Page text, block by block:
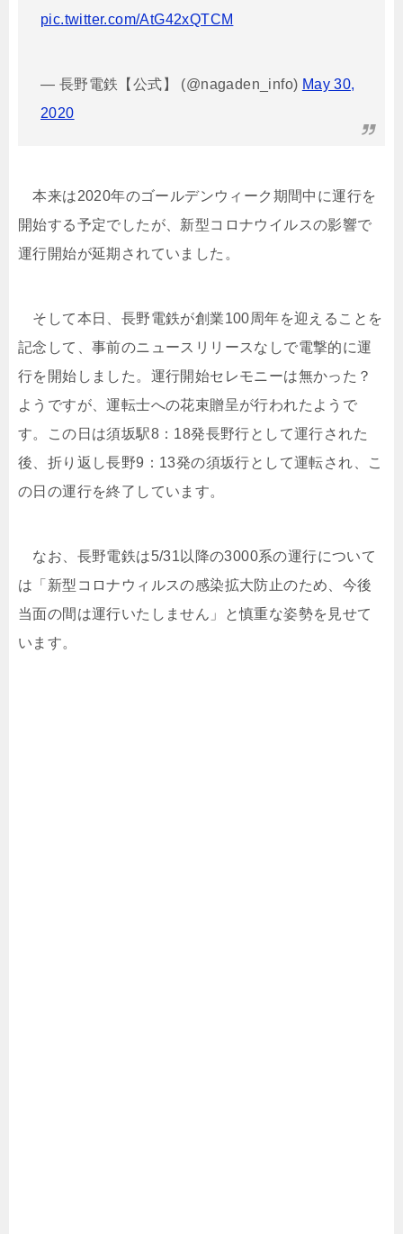
pic.twitter.com/AtG42xQTCM
— 長野電鉄【公式】 (@nagaden_info) May 30,
2020
本来は2020年のゴールデンウィーク期間中に運行を
開始する予定でしたが、新型コロナウイルスの影響で
運行開始が延期されていました。
そして本日、長野電鉄が創業100周年を迎えることを
記念して、事前のニュースリリースなしで電撃的に運
行を開始しました。運行開始セレモニーは無かった？
ようですが、運転士への花束贈呈が行われたようで
す。この日は須坂駅8：18発長野行として運行された
後、折り返し長野9：13発の須坂行として運転され、こ
の日の運行を終了しています。
なお、長野電鉄は5/31以降の3000系の運行について
は「新型コロナウィルスの感染拡大防止のため、今後
当面の間は運行いたしません」と慎重な姿勢を見せて
います。